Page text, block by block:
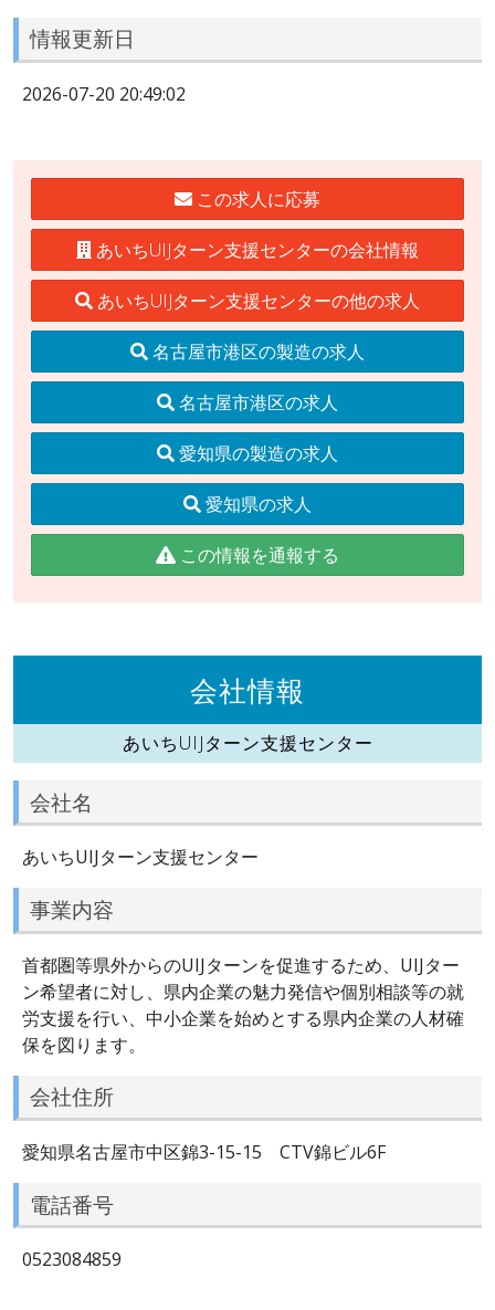
情報更新日
2026-07-20 20:49:02
この求人に応募
あいちUIJターン支援センターの会社情報
あいちUIJターン支援センターの他の求人
名古屋市港区の製造の求人
名古屋市港区の求人
愛知県の製造の求人
愛知県の求人
この情報を通報する
会社情報
あいちUIJターン支援センター
会社名
あいちUIJターン支援センター
事業内容
首都圏等県外からのUIJターンを促進するため、UIJター
ン希望者に対し、県内企業の魅力発信や個別相談等の就
労支援を行い、中小企業を始めとする県内企業の人材確
保を図ります。
会社住所
愛知県名古屋市中区錦3-15-15 CTV錦ビル6F
電話番号
0523084859